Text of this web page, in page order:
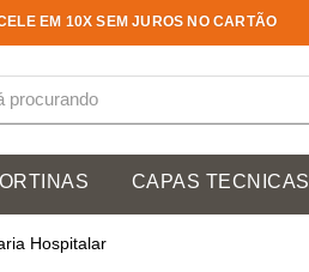
EM 10X SEM JUROS NO CARTÃO
CAPAS TECNICAS
Hospitalar